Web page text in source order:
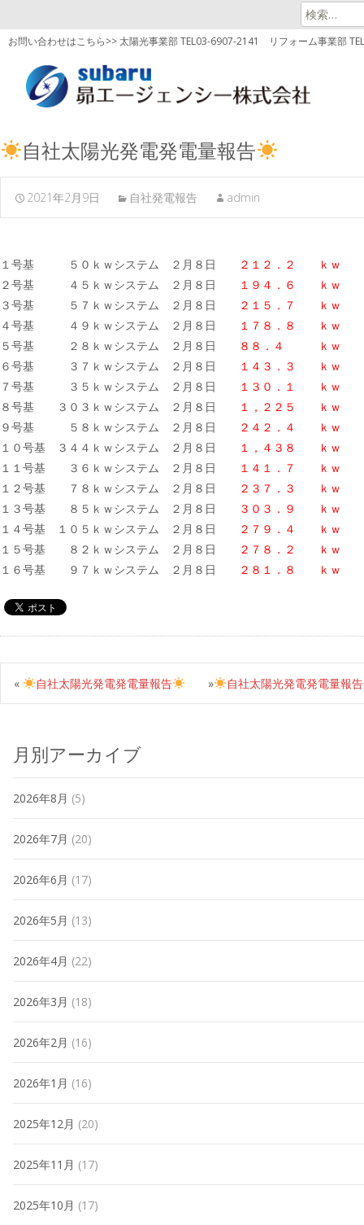
検
索:
お問い合わせはこちら>> 太陽光事業部 TEL03-6907-2141 リフォーム事業部
自社太陽光発電発電量報告
2021年2月9日 自社発電報告 admin
１号基 ５０ｋｗシステム ２月８日
２１２．２ ｋｗ
２号基 ４５ｋｗシステム ２月８日
１９４．６ ｋｗ
３号基 ５７ｋｗシステム ２月８日
２１５．７ ｋｗ
４号基 ４９ｋｗシステム ２月８日
１７８．８ ｋｗ
５号基 ２８ｋｗシステム ２月８日
８８．４ ｋｗ
６号基 ３７ｋｗシステム ２月８日
１４３．３ ｋｗ
７号基 ３５ｋｗシステム ２月８日
１３０．１ ｋｗ
８号基 ３０３ｋｗシステム ２月８日
１，２２５ ｋｗ
９号基 ５８ｋｗシステム ２月８日
２４２．４ ｋｗ
１０号基 ３４４ｋｗシステム ２月８日
１，４３８ ｋｗ
１１号基 ３６ｋｗシステム ２月８日
１４１．７ ｋｗ
１２号基 ７８ｋｗシステム ２月８日
２３７．３ ｋｗ
１３号基 ８５ｋｗシステム ２月８日
３０３．９ ｋｗ
１４号基 １０５ｋｗシステム ２月８日
２７９．４ ｋｗ
１５号基 ８２ｋｗシステム ２月８日
２７８．２ ｋｗ
１６号基 ９７ｋｗシステム ２月８日
２８１．８ ｋｗ
« 自社太陽光発電発電量報告 自社太陽光発電発電量報告
»
月別アーカイブ
2026年8月 (5)
2026年7月 (20)
2026年6月 (17)
2026年5月 (13)
2026年4月 (22)
2026年3月 (18)
2026年2月 (16)
2026年1月 (16)
2025年12月 (20)
2025年11月 (17)
2025年10月 (17)